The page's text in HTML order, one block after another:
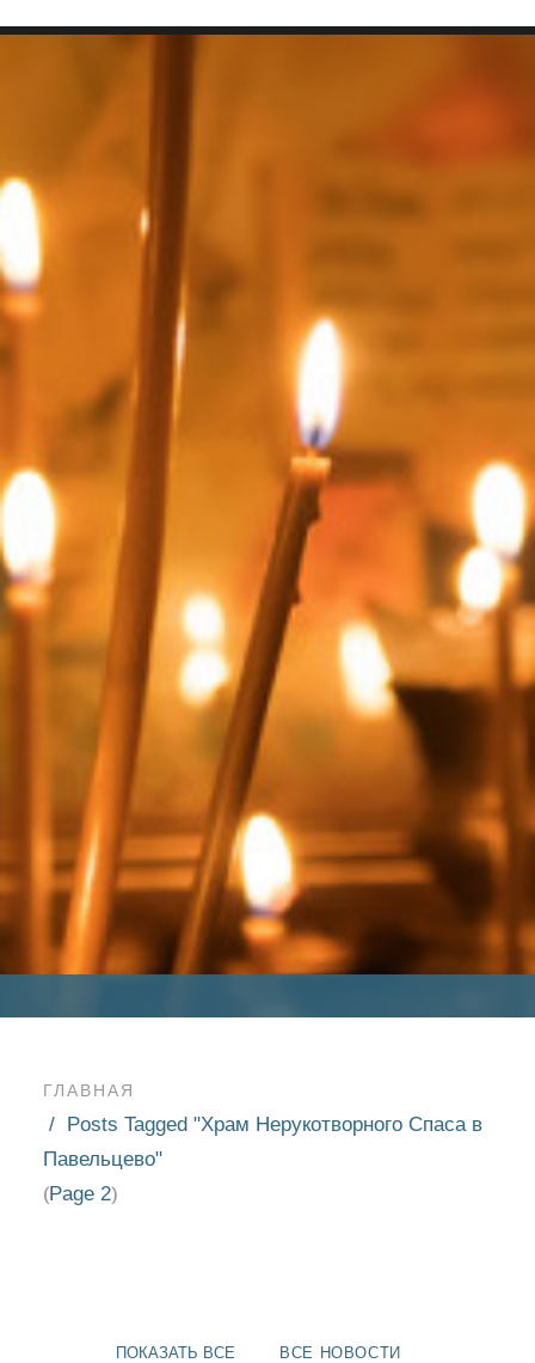
SEARCH
ГЛАВНАЯ
Posts Tagged "Храм Нерукотворного Спаса в
Павельцево"
(Page 2)
ПОКАЗАТЬ ВСЕ ВСЕ НОВОСТИ